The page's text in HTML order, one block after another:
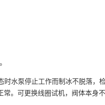
水泵停止工作而制冰不脱落，
。可更换线圈试机，阀体本身不